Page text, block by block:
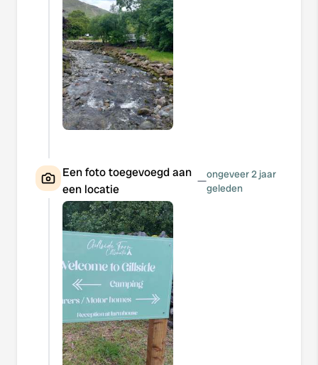
Een foto toegevoegd aan
een locatie
—ongeveer 2 jaar
geleden